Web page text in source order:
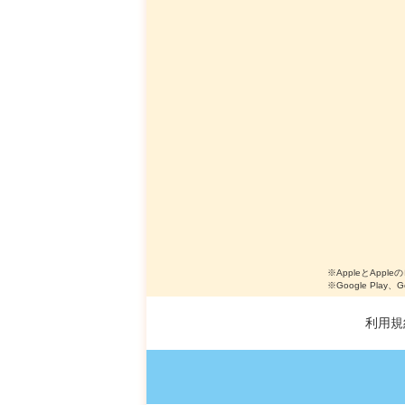
※AppleとAppleの
※Google Play、
利用